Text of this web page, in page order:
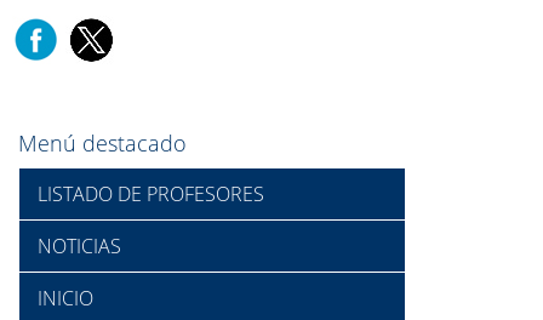
Menú destacado
LISTADO DE PROFESORES
NOTICIAS
INICIO